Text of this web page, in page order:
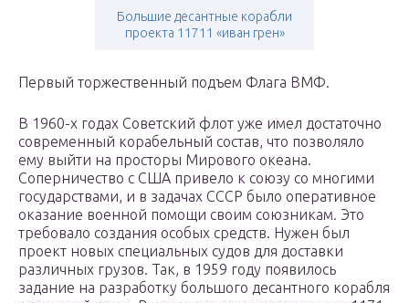
Большие десантные корабли
проекта 11711 «иван грен»
Первый торжественный подъем Флага ВМФ.
В 1960-х годах Советский флот уже имел достаточно
современный корабельный состав, что позволяло
ему выйти на просторы Мирового океана.
Соперничество с США привело к союзу со многими
государствами, и в задачах СССР было оперативное
оказание военной помощи своим союзникам. Это
требовало создания особых средств. Нужен был
проект новых специальных судов для доставки
различных грузов. Так, в 1959 году появилось
задание на разработку большого десантного корабля